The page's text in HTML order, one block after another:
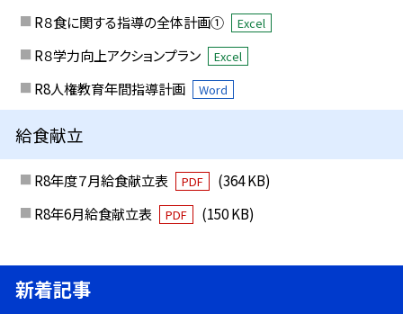
R８食に関する指導の全体計画① Excel
R８学力向上アクションプラン Excel
R8人権教育年間指導計画 Word
給食献立
R8年度７月給食献立表 PDF
(364 KB)
R8年6月給食献立表
PDF (150 KB)
新着記事